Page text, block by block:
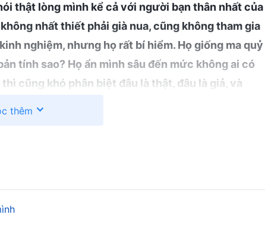
thật lòng mình kể cả với người bạn thân nhất của
nhất thiết phải già nua, cũng không tham gia
nghiệm, nhưng họ rất bí hiểm. Họ giống ma quỷ
tính sao? Họ ẩn mình sâu đến mức không ai có
cũng khó phân biệt đâu là thật, đâu là giả, và
và chấp thuận, và cuối cùng, mọi người đều
những điều này với bất kỳ ai. Họ không bao giờ
thêm